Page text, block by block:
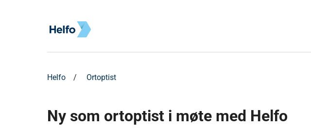
Helfo Ortoptist
Ny som ortoptist i møte med Helfo